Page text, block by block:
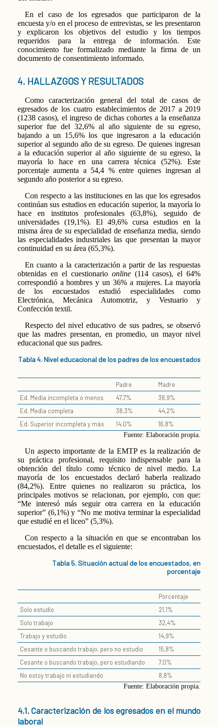
En el caso de los egresados que participaron de la
encuesta y/o en el proceso de entrevistas, se les presentaron
y explicaron los objetivos del estudio y los tiempos
requeridos para la entrega de información. Este
conocimiento fue formalizado mediante la firma de un
documento de consentimiento informado.
4. HALLAZGOS Y RESULTADOS
Como caracterización general del total de casos de
egresados de los cuatro establecimientos de 2017 a 2019
(1238 casos), el ingreso de dichas cohortes a la enseñanza
superior fue del 32,6% al año siguiente de su egreso,
bajando a un 15,6% los que ingresaron a la educación
superior al segundo año de su egreso. De quienes ingresan
a la educación superior al año siguiente de su egreso, la
mayoría lo hace en una carrera técnica (52%). Este
porcentaje aumenta a 54,4 % entre quienes ingresan al
segundo año posterior a su egreso.
Con respecto a las instituciones en las que los egresados
continúan sus estudios en educación superior, la mayoría lo
hace en institutos profesionales (63,8%), seguido de
universidades (19,1%). El 49,6% cursa estudios en la
misma área de su especialidad de enseñanza media, siendo
las especialidades industriales las que presentan la mayor
continuidad en su área (65,3%).
En cuanto a la caracterización a partir de las respuestas
obtenidas en el cuestionario online (114 casos), el 64%
correspondió a hombres y un 36% a mujeres. La mayoría
de los encuestados estudió especialidades como
Electrónica, Mecánica Automotriz, y Vestuario y
Confección textil.
Respecto del nivel educativo de sus padres, se observó
que las madres presentan, en promedio, un mayor nivel
educacional que sus padres.
Tabla 4. Nivel educacional de los padres de los encuestados
Padre
Madre
Ed. Media incompleta o menos
47,7%
38,9%
Ed. Media completa
38,3%
44,2%
Ed. Superior incompleta y más
14,0%
16,8%
Fuente: Elaboración propia.
Un aspecto importante de la EMTP es la realización de
su práctica profesional, requisito indispensable para la
obtención del título como técnico de nivel medio. La
mayoría de los encuestados declaró haberla realizado
(84,2%). Entre quienes no realizaron su práctica, los
principales motivos se relacionan, por ejemplo, con que:
“Me interesó más seguir otra carrera en la educación
superior” (6,1%) y “No me motiva terminar la especialidad
que estudié en el liceo” (5,3%).
Con respecto a la situación en que se encontraban los
encuestados, el detalle es el siguiente:
Tabla 5. Situación actual de los encuestados, en
porcentaje
Porcentaje
Solo estudio
21,1%
Solo trabajo
32,4%
Trabajo y estudio
14,9%
Cesante o buscando trabajo, pero no estudio
15,8%
Cesante o buscando trabajo, pero estudiando
7,0%
No estoy trabajo ni estudiando
8,8%
Fuente: Elaboración propia.
4.1. Caracterización de los egresados en el mundo
laboral